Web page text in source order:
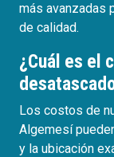
más avanzadas
de calidad.
¿Cuál es el
Los costos de
Algemesí
y la ubicación